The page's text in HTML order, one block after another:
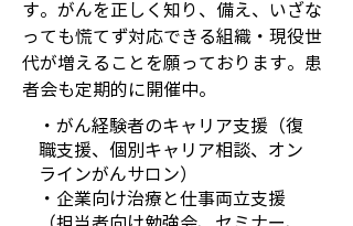
す。がんを正しく知り、備え、いざな
っても慌てず対応できる組織・現役世
代が増えることを願っております。患
者会も定期的に開催中。
・がん経験者のキャリア支援（復
職支援、個別キャリア相談、オン
ラインがんサロン）
・企業向け治療と仕事両立支援